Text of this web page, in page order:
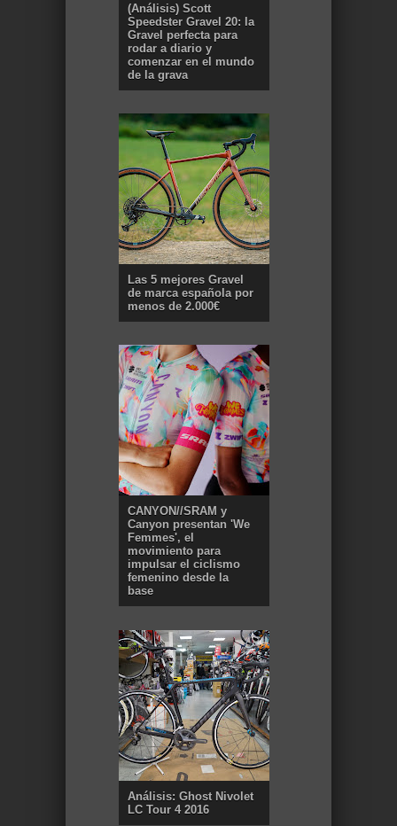
(Análisis) Scott
Speedster Gravel 20: la
Gravel perfecta para
rodar a diario y
comenzar en el mundo
de la grava
Las 5 mejores Gravel
de marca española por
menos de 2.000€
CANYON//SRAM y
Canyon presentan 'We
Femmes', el
movimiento para
impulsar el ciclismo
femenino desde la
base
Análisis: Ghost Nivolet
LC Tour 4 2016